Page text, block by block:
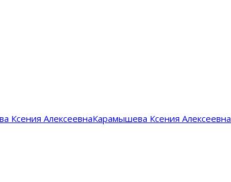
Карамышева Ксения Алексеевна